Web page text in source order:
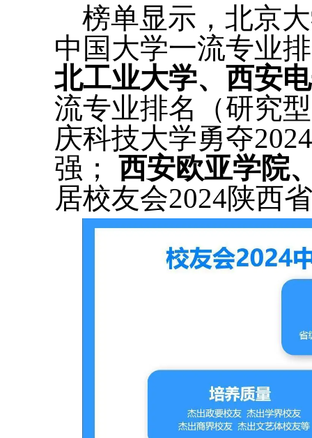
榜单显示，北京
中国大学一流专业
北工业大学、西安
流专业排名（研究
庆科技大学勇夺
强； 西安欧亚学院
居校友会2024陕西